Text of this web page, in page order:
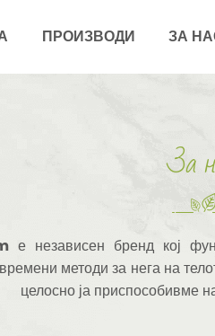
ПРОИЗВОДИ ЗА
За
е независен бренд кој
методи за нега на
целосно ја приспособивме